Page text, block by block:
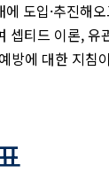
도입·추진해
티드 이론,
에 대한 지